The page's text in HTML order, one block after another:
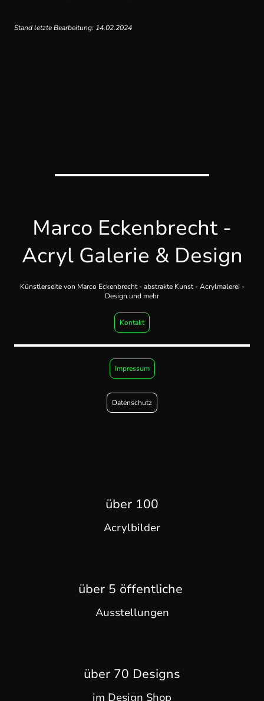
Stand letzte Bearbeitung: 14.02.2024
Marco Eckenbrecht -
Acryl Galerie & Design
Künstlerseite von Marco Eckenbrecht - abstrakte Kunst - Acrylmalerei -
Design und mehr
Kontakt
Impressum
Datenschutz
über 100
Acrylbilder
über 5 öffentliche
Ausstellungen
über 70 Designs
im Design Shop